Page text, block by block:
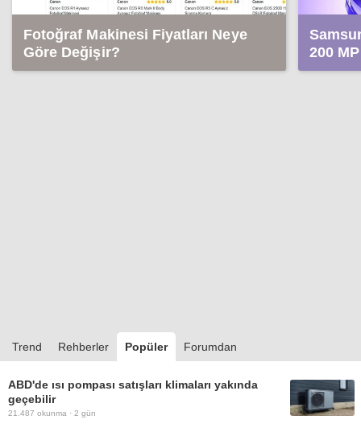
Fotoğraf Makinesi Fiyatları Neye
Göre Değişir?
200
video
Trend Rehberler Popüler Forumdan
ABD'de ısı pompası satışları klimaları yakında
geçebilir
21.487 okunma · 2 gün